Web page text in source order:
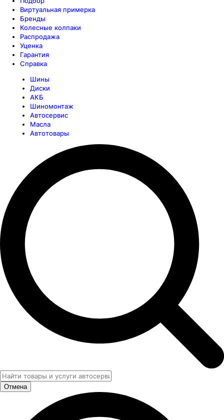
Виртуальная примерка
Бренды
Колесные колпаки
Распродажа
Уценка
Гарантия
Справка
Шины
Диски
АКБ
Шиномонтаж
Автосервис
Масла
Автотовары
Отмена